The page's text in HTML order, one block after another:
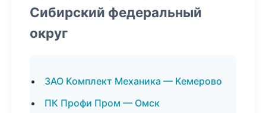
Сибирский федеральный
округ
ЗАО Комплект Механика — Кемерово
ПК Профи Пром — Омск